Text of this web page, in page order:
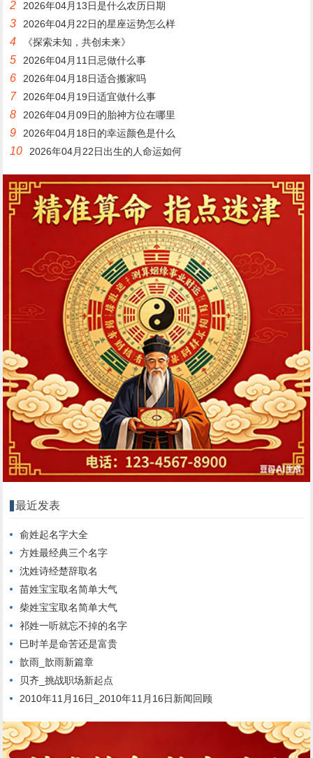
2 2026年04月13日是什么农历日期
3 2026年04月22日的星座运势怎么样
4 《探索未知，共创未来》
5 2026年04月11日忌做什么事
6 2026年04月18日适合搬家吗
7 2026年04月19日适宜做什么事
8 2026年04月09日的胎神方位在哪里
9 2026年04月18日的幸运颜色是什么
10 2026年04月22日出生的人命运如何
最近发表
俞姓起名字大全
方姓最经典三个名字
沈姓诗经楚辞取名
苗姓宝宝取名简单大气
柴姓宝宝取名简单大气
祁姓一听就忘不掉的名字
巳时羊是命苦还是富贵
歆雨_歆雨新篇章
贝齐_挑战职场新起点
2010年11月16日_2010年11月16日新闻回顾